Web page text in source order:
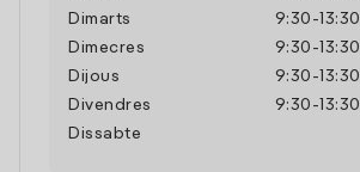
Dimarts
9:30 - 13:30
Dimecres
9:30 - 13:30
Dijous
9:30 - 13:30
Divendres
9:30 - 13:30
Dissabte